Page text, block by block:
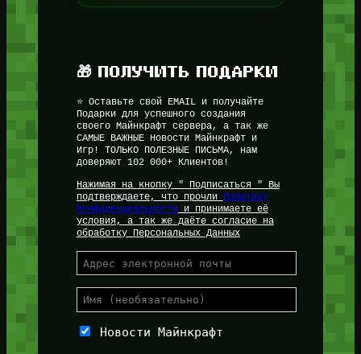
🎁 ПОЛУЧИТЬ ПОДАРКИ
⭐ Оставьте свой EMAIL и получайте
Подарки для успешного создания
своего Майнкрафт сервера, а так же
САМЫЕ ВАЖНЫЕ Новости Майнкрафт и
Игр! ТОЛЬКО ПОЛЕЗНЫЕ ПИСЬМА, нам
доверяют 102 000+ Клиентов!
Нажимая на кнопку " Подписаться " Вы
подтверждаете, что прочли
Политику
Конфиденциальностии принимаете её
условия, а так же даёте согласие на
обработку Персональных Данных
Новости Майнкрафт